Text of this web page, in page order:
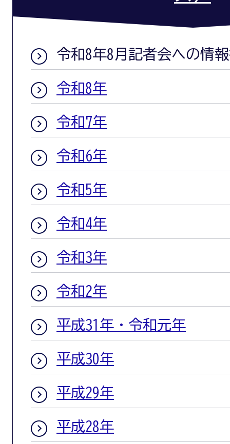
令和8年8月記者会への情
令和8年
令和7年
令和6年
令和5年
令和4年
令和3年
令和2年
平成31年・令和元年
平成30年
平成29年
平成28年